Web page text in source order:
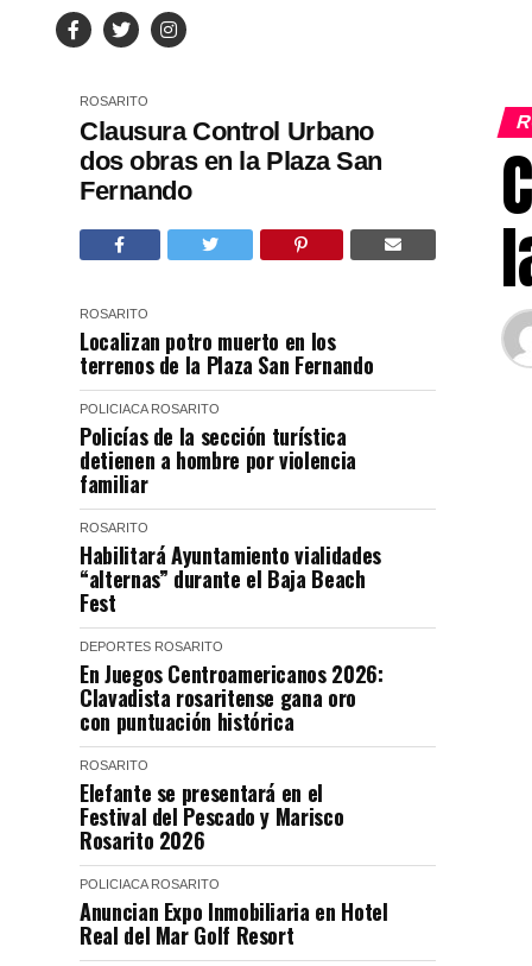
ROSARITO
Clausura Control Urbano
dos obras en la Plaza San
Fernando
ROSARITO
Localizan potro muerto en los
terrenos de la Plaza San Fernando
POLICIACA ROSARITO
Policías de la sección turística
detienen a hombre por violencia
familiar
ROSARITO
Habilitará Ayuntamiento vialidades
“alternas” durante el Baja Beach
Fest
DEPORTES ROSARITO
En Juegos Centroamericanos 2026:
Clavadista rosaritense gana oro
con puntuación histórica
ROSARITO
Elefante se presentará en el
Festival del Pescado y Marisco
Rosarito 2026
POLICIACA ROSARITO
Anuncian Expo Inmobiliaria en Hotel
Real del Mar Golf Resort